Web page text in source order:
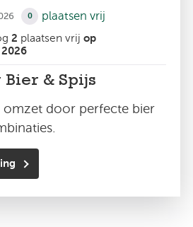
0 plaatsen vrij
2 plaatsen vrij op
& Spijs
omzet door perfecte bier